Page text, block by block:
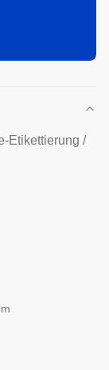
Etikettierung /